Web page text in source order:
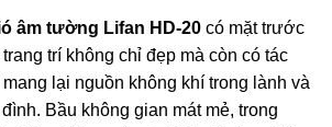
âm tường Lifan HD-20 có mặt trước
trí không chỉ đẹp mà còn có tác
lại nguồn không khí trong lành và
Bầu không gian mát mẻ, trong